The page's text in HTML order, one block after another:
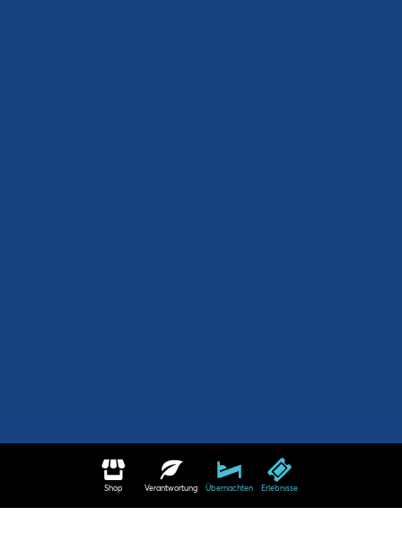
Shop Verantwortung Übernachten Erlebnisse